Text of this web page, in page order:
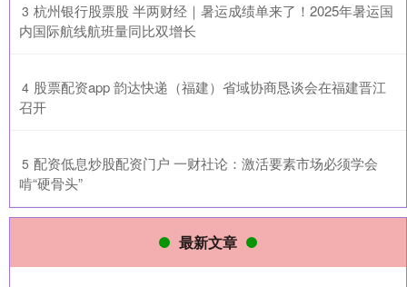
3 ​杭州银行股票股 半两财经｜暑运成绩单来了！2025年暑运国
内国际航线航班量同比双增长
4 ​股票配资app 韵达快递（福建）省域协商恳谈会在福建晋江
召开
5 ​配资低息炒股配资门户 一财社论：激活要素市场必须学会
啃“硬骨头”
最新文章